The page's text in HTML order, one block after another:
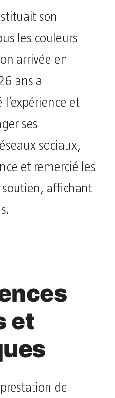
son
les couleurs
arrivée en
ans a
et
ses
sociaux,
et remercié les
soutien, affichant
et
de